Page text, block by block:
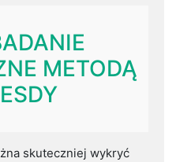
METODĄ
skuteczniej wykryć